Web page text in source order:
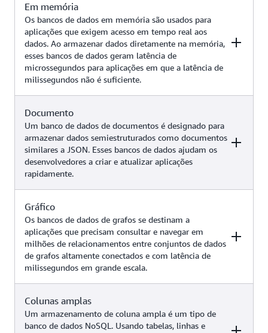
chatbots com geração aumentada
de recuperação, pesquisa por
similaridade, sistemas de
recomendação e muito mais)
Exemplos
Aplicações Web de alto tráfego,
sistemas de comércio eletrônico,
aplicações de jogos, casos de uso
de IA generativa (como pesquisa
por similaridade usando a
DynamoDB com o Amazon
OpenSearch Service)
DynamoDB
Em memória
Os bancos de dados em memória são usados para
aplicações que exigem acesso em tempo real aos
dados. Ao armazenar dados diretamente na memória,
esses bancos de dados geram latência de
microssegundos para aplicações em que a latência de
milissegundos não é suficiente.
Exemplos
Armazenamento em cache,
gerenciamento de sessões, tabelas
de classificação de jogos,
aplicações geoespaciais, casos de
chatbots com geração aumentada
de recuperação, cache semântico,
sistemas de recomendação,
detecção de fraudes e muito mais)
MemoryDB
Documento
Um banco de dados de documentos é designado para
armazenar dados semiestruturados como documentos
similares a JSON. Esses bancos de dados ajudam os
desenvolvedores a criar e atualizar aplicações
rapidamente.
Exemplos
Gerenciamento de conteúdo,
catálogos, perfis de usuário, casos
de uso de IA generativa (como
chatbots com geração aumentada
similaridade, sistemas de
recomendação e muito mais)
Gráfico
Os bancos de dados de grafos se destinam a
aplicações que precisam consultar e navegar em
milhões de relacionamentos entre conjuntos de dados
de grafos altamente conectados e com latência de
milissegundos em grande escala.
Exemplos
Colunas amplas
Um armazenamento de coluna ampla é um tipo de
banco de dados NoSQL. Usando tabelas, linhas e